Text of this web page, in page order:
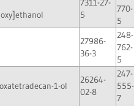
7311-27-
5
770-
5
27986-
36-3
248-
762-
5
1-ol
26264-
02-8
247-
555-
7